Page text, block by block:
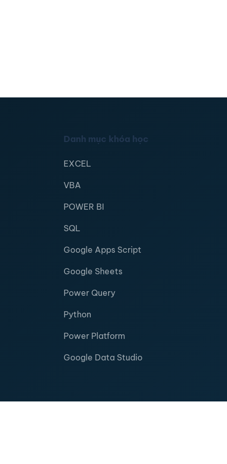
Danh mục khóa học
EXCEL
VBA
POWER BI
SQL
Google Apps Script
Google Sheets
Power Query
Python
Power Platform
Google Data Studio